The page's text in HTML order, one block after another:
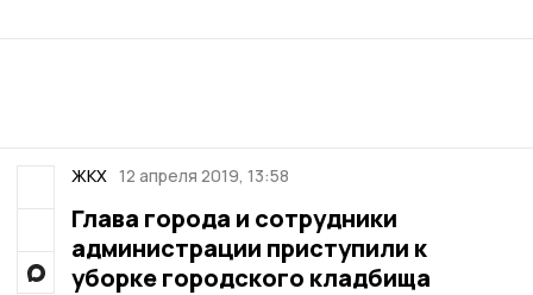
ЖКХ 12 апреля 2019, 13:58
Глава города и сотрудники
администрации приступили к
уборке городского кладбища